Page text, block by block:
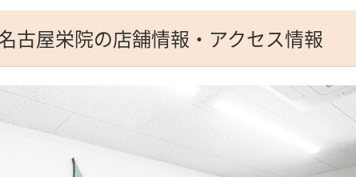
古屋栄院の店舗情報・アクセス情報